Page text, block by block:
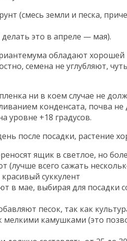
(смесь земли и песка,
это в апреле — мая).
обладают
семена не углубляют,
ни в коем случае не
конденсата, почва
уровне +18 градусов.
после посадки, растение
ящик в светлое, но
(лучше всего сажать
в мае, выбирая для посадки
песок, так как
мелкими камушками (это